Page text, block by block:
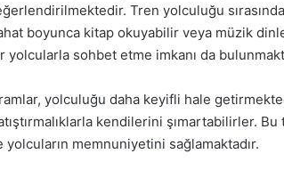
Tren yolculuğu
boyunca kitap okuyabilir veya müzik
yolcularla sohbet etme imkanı da
yolculuğu daha keyifli hale
kendilerini şımartabilirler.
yolcuların memnuniyetini sağlamaktadır.